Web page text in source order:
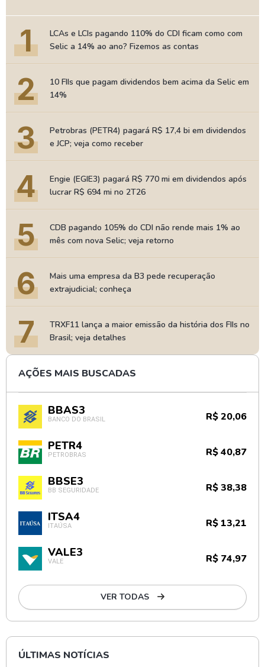
1
LCAs e LCIs pagando 110% do CDI ficam como com
Selic a 14% ao ano? Fizemos as contas
2
10 FIIs que pagam dividendos bem acima da Selic em
14%
3
Petrobras (PETR4) pagará R$ 17,4 bi em dividendos
e JCP; veja como receber
4
Engie (EGIE3) pagará R$ 770 mi em dividendos após
lucrar R$ 694 mi no 2T26
5
CDB pagando 105% do CDI não rende mais 1% ao
mês com nova Selic; veja retorno
6
Mais uma empresa da B3 pede recuperação
extrajudicial; conheça
7
TRXF11 lança a maior emissão da história dos FIIs no
Brasil; veja detalhes
AÇÕES MAIS BUSCADAS
BBAS3
BANCO DO BRASIL R$ 20,06
PETR4
PETROBRAS R$ 40,87
BBSE3
BB SEGURIDADE R$ 38,38
ITSA4
ITAÚSA R$ 13,21
VALE3
VALE R$ 74,97
VER TODAS
ÚLTIMAS NOTÍCIAS